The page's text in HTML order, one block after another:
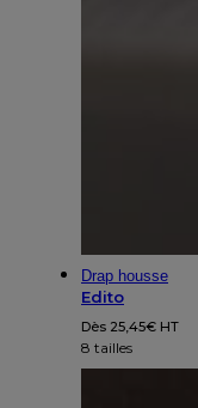
Drap housse
Edito
Dès 25,45€ HT
8 tailles